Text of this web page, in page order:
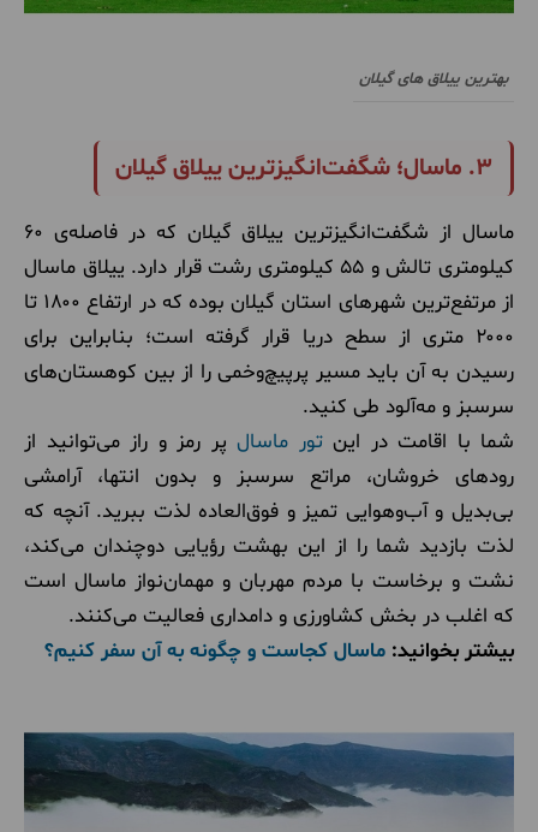
بهترین ییلاق های گیلان
۳. ماسال؛ شگفت‌انگیزترین ییلاق گیلان
ماسال از شگفت‌انگیزترین ییلاق گیلان که در فاصله‌ی ۶۰
کیلومتری تالش و ۵۵ کیلومتری رشت قرار دارد. ییلاق ماسال
از مرتفع‌ترین شهرهای استان گیلان بوده که در ارتفاع ۱۸۰۰ تا
۲۰۰۰ متری از سطح دریا قرار گرفته است؛ بنابراین برای
رسیدن به آن باید مسیر پرپیچ‌وخمی را از بین کوهستان‌های
سرسبز و مه‌آلود طی کنید.
شما با اقامت در اینتور ماسال پر رمز و راز می‌توانید از
رودهای خروشان، مراتع سرسبز و بدون انتها، آرامشی
بی‌بدیل و آب‌وهوایی تمیز و فوق‌العاده لذت ببرید. آنچه که
لذت بازدید شما را از این بهشت رؤیایی دوچندان می‌کند،
نشت و برخاست با مردم مهربان و مهمان‌نواز ماسال است
که اغلب در بخش کشاورزی و دامداری فعالیت می‌کنند.
بیشتر بخوانید: ماسال کجاست و چگونه به آن سفر کنیم؟